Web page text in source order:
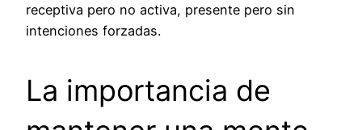
receptiva pero no activa, presente pero sin
intenciones forzadas.
La importancia de